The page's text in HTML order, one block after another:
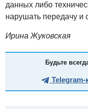
данных либо
нарушать передачу и
Ирина Жуковская
Будьте